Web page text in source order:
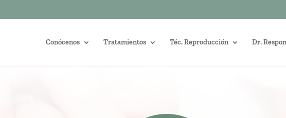
Conócenos Tratamientos Téc. Reproducción Dr.